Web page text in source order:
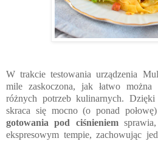
W trakcie testowania urządzenia
mile zaskoczona, jak łatwo można
różnych potrzeb kulinarnych.
skraca się mocno (o ponad
gotowania pod ciśnieniem
ekspresowym tempie, zachowując